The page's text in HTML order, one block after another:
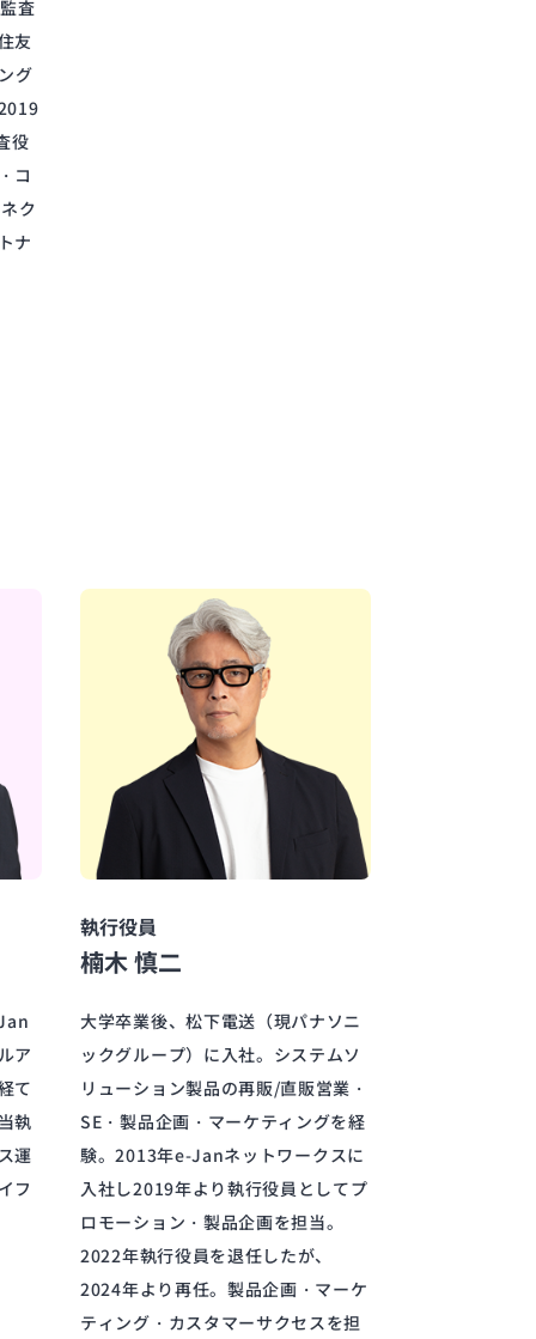
査
友
グ
役
コ
ク
ナ
ア
て
執
運
フ
執行役員
楠木 慎二
大学卒業後、松下電送（現パナソニ
ックグループ）に入社。システムソ
リューション製品の再販/直販営業・
SE・製品企画・マーケティングを経
験。2013年e-Janネットワークスに
入社し2019年より執行役員としてプ
ロモーション・製品企画を担当。
2022年執行役員を退任したが、
2024年より再任。製品企画・マーケ
ティング・カスタマーサクセスを担